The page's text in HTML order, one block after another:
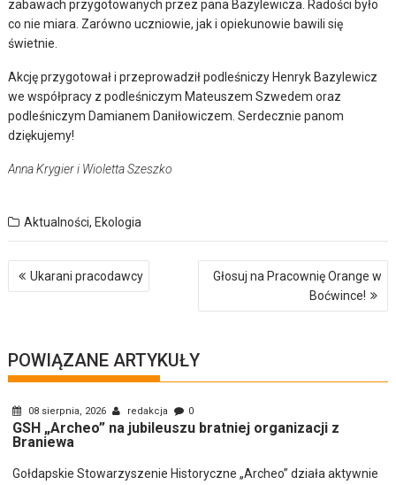
zabawach przygotowanych przez pana Bazylewicza. Radości było
co nie miara. Zarówno uczniowie, jak i opiekunowie bawili się
świetnie.
Akcję przygotował i przeprowadził podleśniczy Henryk Bazylewicz
we współpracy z podleśniczym Mateuszem Szwedem oraz
podleśniczym Damianem Daniłowiczem. Serdecznie panom
dziękujemy!
Anna Krygier i Wioletta Szeszko
Aktualności, Ekologia
Nawigacja
wpisuUkarani pracodawcy
Głosuj na Pracownię Orange w
Boćwince!
POWIĄZANE ARTYKUŁY
08 sierpnia, 2026 redakcja 0
GSH „Archeo” na jubileuszu bratniej organizacji z
Braniewa
Gołdapskie Stowarzyszenie Historyczne „Archeo” działa aktywnie